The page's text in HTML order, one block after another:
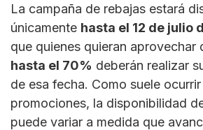
La campaña de rebajas estará
únicamente hasta el 12 de julio
que quienes quieran aprovechar
hasta el 70% deberán realizar
de esa fecha. Como suele
promociones, la disponibilidad
puede variar a medida que